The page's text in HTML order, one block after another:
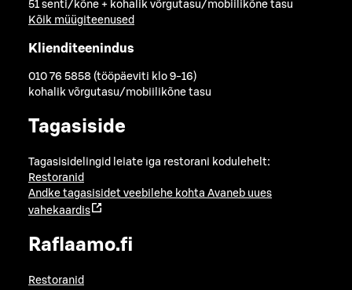
51 senti/kõne + kohalik võrgutasu/mobiilikõne tasu
Kõik müügiteenused
Klienditeenindus
010 76 5858 (tööpäeviti klo 9-16)
kohalik võrgutasu/mobiilikõne tasu
Tagasiside
Tagasisidelingid leiate iga restorani kodulehelt:
Restoranid
Andke tagasisidet veebilehe kohta Avaneb uues
vahekaardis
Raflaamo.fi
Restoranid